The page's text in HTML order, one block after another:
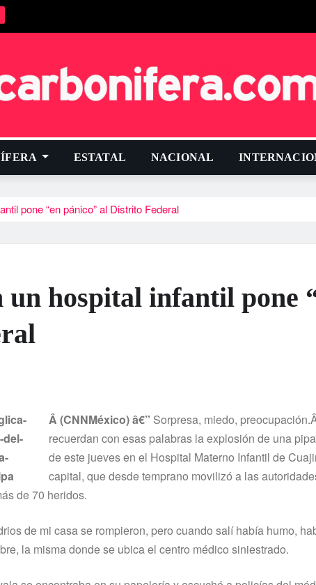
ESTATAL NACIONAL
pone “en pánico” al Distrito Federal
un hospital infantil pone
Â (CNNMéxico) â€” Sorpresa, miedo,
recuerdan con esas palabras la explosión de una
de este jueves en el Hospital Materno Infantil de
capital, que desde temprano movilizó a las
de 70 heridos.
de mi casa se rompieron, pero cuando salí­ habí­a humo,
la misma donde se ubica el centro médico siniestrado.